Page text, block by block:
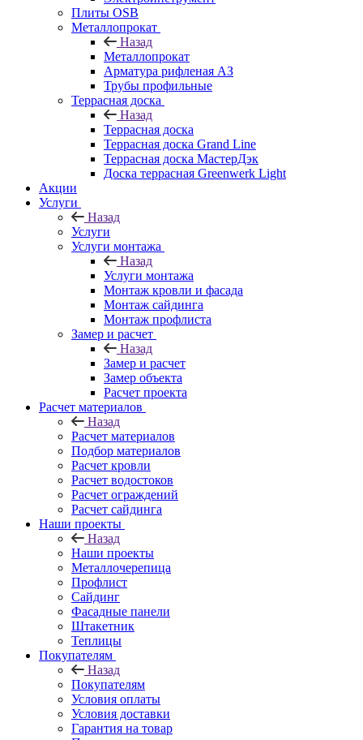
Плиты OSB
Металлопрокат
Назад
Металлопрокат
Арматура рифленая АЗ
Трубы профильные
Террасная доска
Назад
Террасная доска
Террасная доска Grand Line
Террасная доска МастерДэк
Доска террасная Greenwerk Light
Акции
Услуги
Назад
Услуги
Услуги монтажа
Назад
Услуги монтажа
Монтаж кровли и фасада
Монтаж сайдинга
Монтаж профлиста
Замер и расчет
Назад
Замер и расчет
Замер объекта
Расчет проекта
Расчет материалов
Назад
Расчет материалов
Подбор материалов
Расчет кровли
Расчет водостоков
Расчет ограждений
Расчет сайдинга
Наши проекты
Назад
Наши проекты
Металлочерепица
Профлист
Сайдинг
Фасадные панели
Штакетник
Теплицы
Покупателям
Назад
Покупателям
Условия оплаты
Условия доставки
Гарантия на товар